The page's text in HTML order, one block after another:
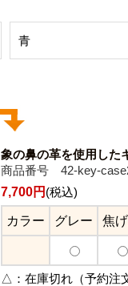
青
象の鼻の革を使用した
商品番号 42-key-
7,700円 (税込)
カラー グレー 焦
△： 在庫切れ（予約注